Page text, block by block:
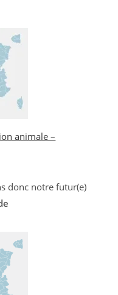
animale –
donc notre futur(e)